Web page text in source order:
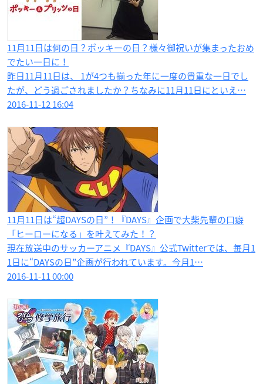
11月11日は何の日？ポッキーの日？様々御祝いが集まったおめ
でたい一日に！
昨日11月11日は、 1が4つも揃った年に一度の貴重な一日でし
たが、どう過ごされましたか？ちなみに11月11日にといえ…
2016-11-12 16:04
11月11日は“超DAYSの日”！『DAYS』企画で大柴先輩の口癖
「ヒーローになる」を叶えてみた！？
現在放送中のサッカーアニメ『DAYS』公式Twitterでは、毎月1
1日に“DAYSの日”企画が行われています。今月1…
2016-11-11 00:00